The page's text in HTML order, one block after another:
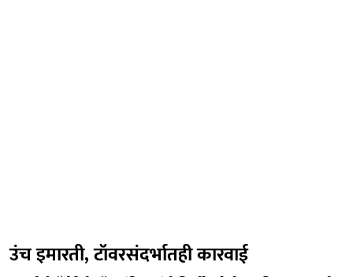
उंच इमारती, टॉवरसंदर्भातही कारवाई